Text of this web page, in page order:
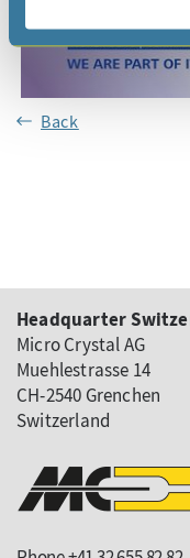
Back
Headquarter
Micro Crystal AG
Muehlestrasse 14
CH-2540 Grenchen
Switzerland